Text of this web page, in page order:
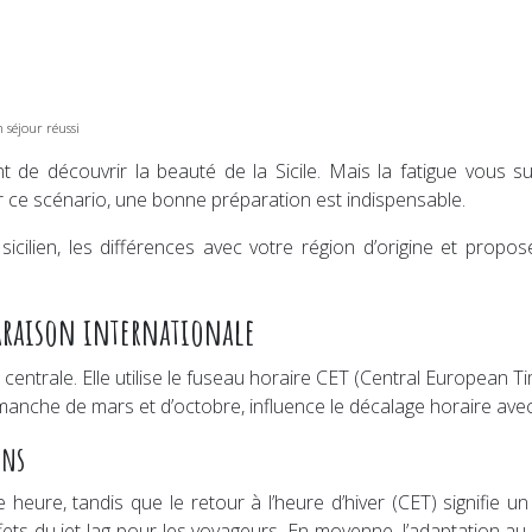
réussi
de découvrir la beauté de la Sicile. Mais la fatigue vous
scénario, une bonne préparation est indispensable.
les différences avec votre région d’origine et
internationale
centrale. Elle utilise le fuseau horaire CET (Central European
de mars et d’octobre, influence le décalage horaire
heure, tandis que le retour à l’heure d’hiver (CET) signifie